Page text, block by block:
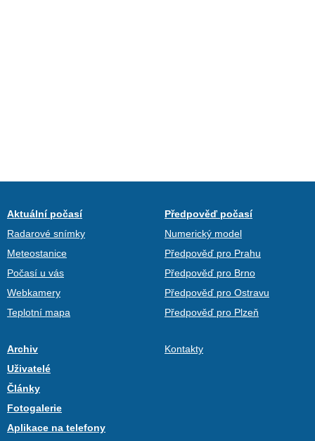
Aktuální počasí
Radarové snímky
Meteostanice
Počasí u vás
Webkamery
Teplotní mapa
Předpověď počasí
Numerický model
Předpověď pro Prahu
Předpověď pro Brno
Předpověď pro Ostravu
Předpověď pro Plzeň
Archiv
Uživatelé
Články
Fotogalerie
Aplikace na telefony
Kontakty